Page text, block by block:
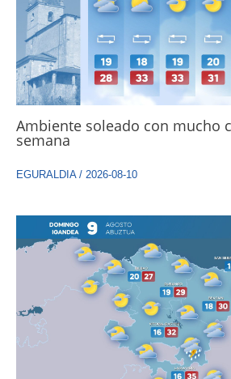
Ambiente soleado con mucho
semana
EGURALDIA/ 2026-08-10